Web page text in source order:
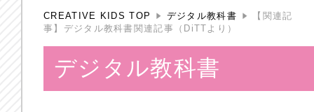
CREATIVE KIDS TOP デジタル教科書
【関連記
事】デジタル教科書関連記事（DiTTより）
デジタル教科書